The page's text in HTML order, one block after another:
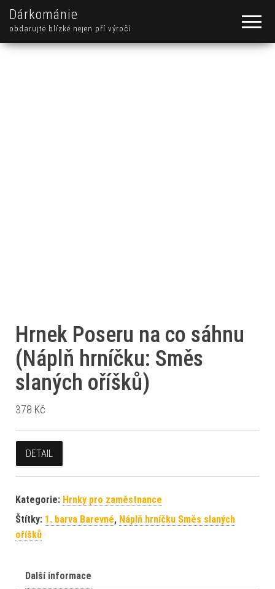
Dárkománie
obdarujte blízké nejen pří výročí
Hrnek Poseru na co sáhnu
(Náplň hrníčku: Směs
slaných oříšků)
378 Kč
DETAIL
Kategorie: Hrnky pro zaměstnance
Štítky: 1. barva Barevné, Náplň hrníčku Směs slaných
oříšků
Další informace